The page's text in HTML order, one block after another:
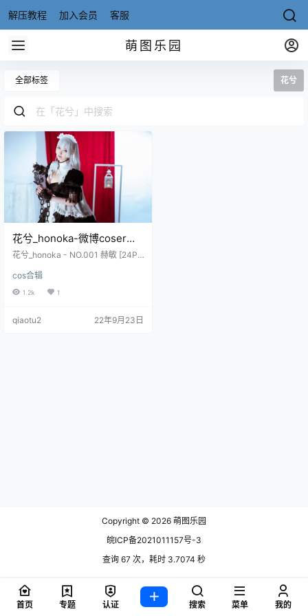
解压教程 加入会员 客服
萌图乐园
全部标签 花兮
花兮_honoka-微博coser全
部作品[写真合集20套][持续
花兮_honoka - NO.001 赫敏 [24P-
代 冬雪沁香 [12P-235MB] 花兮_ho
noka - NO.03 能代 宁静的六叠间 [1
4..
cos合辑
1.2k 1
qiaotu2 22年9月23日
Copyright © 2026 萌图乐园
皖ICP备2021011157号-3
查询 67 次，耗时 3.7074 秒
首页 专题 认证 搜索 菜单 我的